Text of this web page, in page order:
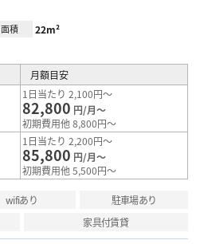
面積 22m²
月額目安
1日当たり 2,100円～
82,800 円/月～
初期費用他 8,800円～
1日当たり 2,200円～
85,800 円/月～
初期費用他 5,500円～
wifiあり
駐車場あり
家具付賃貸